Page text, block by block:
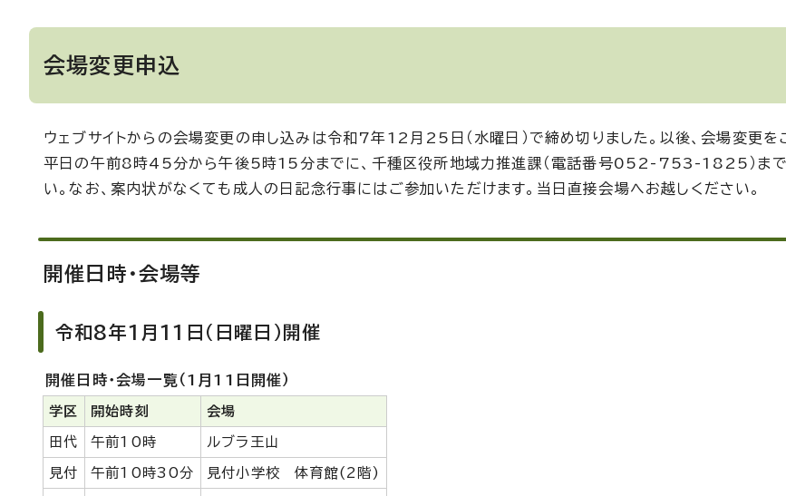
会場変更申込
ウェブサイトからの会場変更の申し込みは令和7年12月25日（水曜日）で締め切りました。以後、会場変更を
平日の午前8時45分から午後5時15分までに、千種区役所地域力推進課（電話番号052-753-1825）まで
い。なお、案内状がなくても成人の日記念行事にはご参加いただけます。当日直接会場へお越しください。
開催日時・会場等
令和8年1月11日（日曜日）開催
開催日時・会場一覧（1月11日開催）
学区 開始時刻 会場
田代 午前10時 ルブラ王山
見付 午前10時30分 見付小学校 体育館(2階)